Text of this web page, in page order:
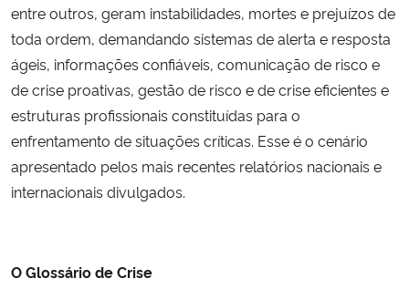
Planalto
entre outros, geram instabilidades, mortes e prejuízos de
toda ordem, demandando sistemas de alerta e resposta
ágeis, informações confiáveis, comunicação de risco e
de crise proativas, gestão de risco e de crise eficientes e
estruturas profissionais constituídas para o
enfrentamento de situações críticas. Esse é o cenário
apresentado pelos mais recentes relatórios nacionais e
internacionais divulgados.
O Glossário de Crise